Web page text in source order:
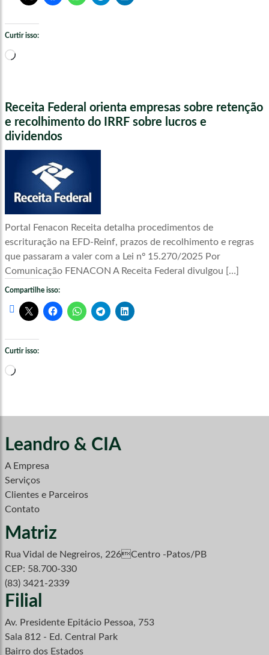
Curtir isso:
Carregando...
Receita Federal orienta empresas sobre retenção
e recolhimento do IRRF sobre lucros e
dividendos
Portal Fenacon Receita detalha procedimentos de
escrituração na EFD-Reinf, prazos de recolhimento e regras
que passaram a valer com a Lei nº 15.270/2025 Por
Comunicação FENACON A Receita Federal divulgou […]
Compartilhe isso:
Curtir isso:
Carregando...
Leandro & CIA
A Empresa
Serviços
Clientes e Parceiros
Contato
Matriz
Rua Vidal de Negreiros, 226Centro -Patos/PB
CEP: 58.700-330
(83) 3421-2339
Filial
Av. Presidente Epitácio Pessoa, 753
Sala 812 - Ed. Central Park
Bairro dos Estados